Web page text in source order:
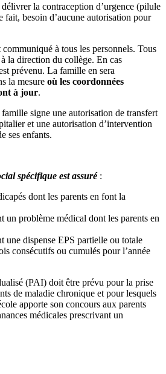
la contraception d’urgence (pilule
fait, besoin d’aucune autorisation pour
à tous les personnels. Tous
la direction du collège. En cas
prévenu. La famille en sera
la mesure où les coordonnées
à jour.
signe une autorisation de transfert
et une autorisation d’intervention
ses enfants.
spécifique est assuré :
dont les parents en font la
un problème médical dont les parents en
une dispense EPS partielle ou totale
consécutifs ou cumulés pour l’année
(PAI) doit être prévu pour la prise
de maladie chronique et pour lesquels
apporte son concours aux parents
médicales prescrivant un